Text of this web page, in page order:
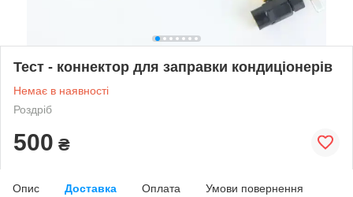
Тест - коннектор для заправки кондиціонерів
Немає в наявності
Роздріб
500 ₴
Опис Доставка Оплата Умови повернення